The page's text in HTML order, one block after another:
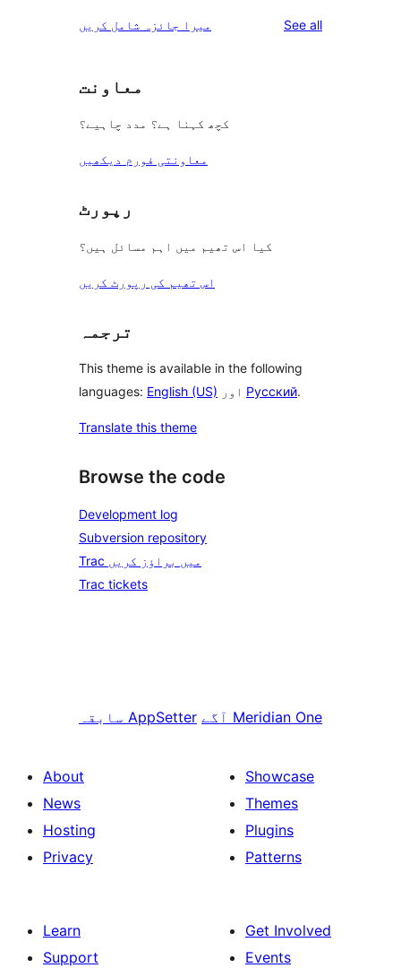
reviews
star
میرا جائزہ شامل کریں See allreviews
معاونت
کچھ کہنا ہے؟ مدد چاہیے؟
معاونتی فورم دیکھیں
رپورٹ
کیا اس تھیم میں اہم مسائل ہیں؟
اس تھیم کی رپورٹ کریں
ترجمہ
This theme is available in the following
languages: English (US) Русский.
Translate this theme
Browse the code
Development log
Subversion repository
Trac میں براؤز کریں
Trac tickets
سابقہ AppSetter آگے Meridian One
About
News
Hosting
Privacy
Showcase
Themes
Plugins
Patterns
Learn
Support
Get Involved
Events